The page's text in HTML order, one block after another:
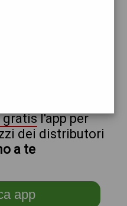
gratisl'app per
dei distributori
a te
app